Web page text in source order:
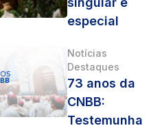
especial
Notícias
Destaques
73 anos da
CNBB:
Testemunha